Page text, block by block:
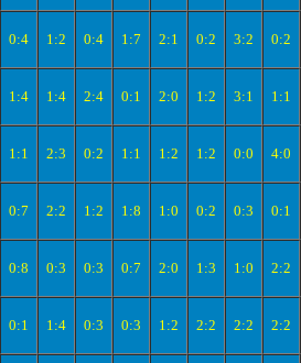
0:4 1:2 0:4 1:7 2:1 0:2 3:2 0:2
1:4 1:4 2:4 0:1 2:0 1:2 3:1 1:1
1:1 2:3 0:2 1:1 1:2 1:2 0:0 4:0
0:7 2:2 1:2 1:8 1:0 0:2 0:3 0:1
0:8 0:3 0:3 0:7 2:0 1:3 1:0 2:2
0:1 1:4 0:3 0:3 1:2 2:2 2:2 2:2